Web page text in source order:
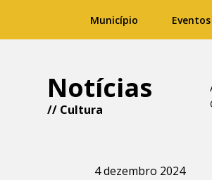
Município Eventos
Notícias
// Cultura
4 dezembro 2024